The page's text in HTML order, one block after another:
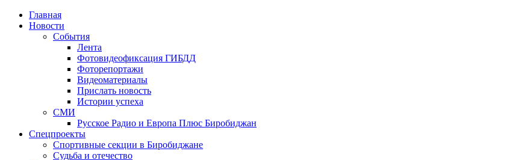
Главная
Новости
События
Лента
Фотовидеофиксация ГИБДД
Фоторепортажи
Видеоматериалы
Прислать новость
Истории успеха
СМИ
Русское Радио и Европа Плюс Биробиджан
Спецпроекты
Спортивные секции в Биробиджане
Судьба и отечество